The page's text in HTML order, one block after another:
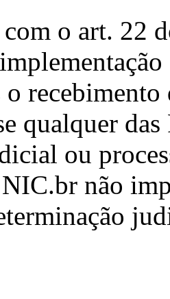
o art. 22
qualquer
ou
não